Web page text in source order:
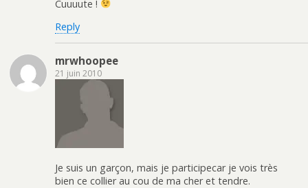
Cuuuute !
Reply
mrwhoopee
21 juin 2010
Je suis un garçon, mais je participecar je vois très
bien ce collier au cou de ma cher et tendre.